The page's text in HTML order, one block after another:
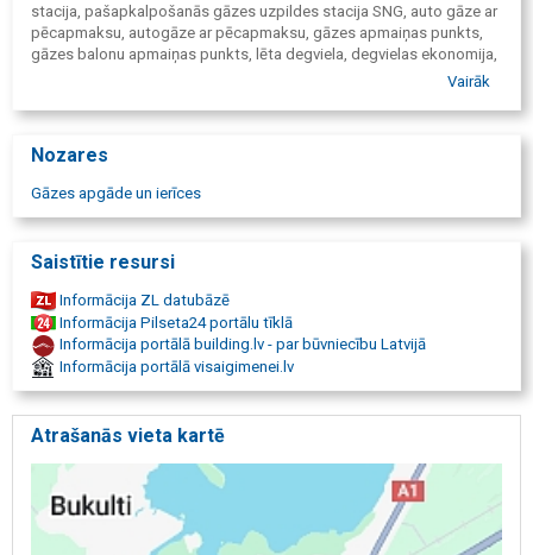
stacija, pašapkalpošanās gāzes uzpildes stacija SNG, auto gāze ar
pēcapmaksu, autogāze ar pēcapmaksu, gāzes apmaiņas punkts,
gāzes balonu apmaiņas punkts, lēta degviela, degvielas ekonomija,
Vairāk
Nozares
Gāzes apgāde un ierīces
Saistītie resursi
Informācija ZL datubāzē
Informācija Pilseta24 portālu tīklā
Informācija portālā building.lv - par būvniecību Latvijā
Informācija portālā visaigimenei.lv
Atrašanās vieta kartē